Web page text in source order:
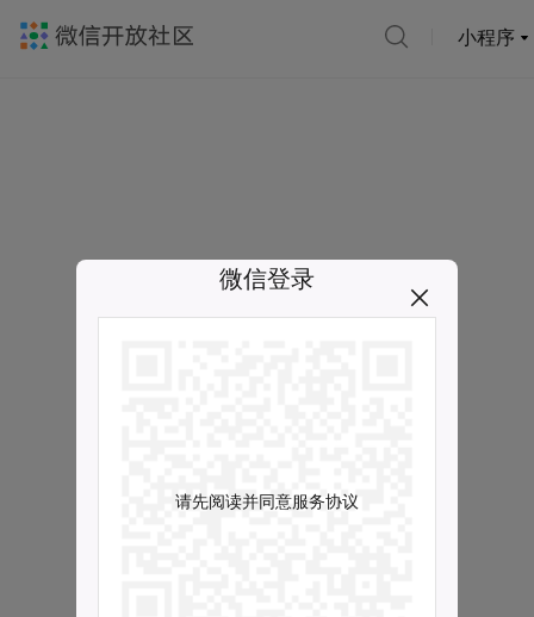
小程序
微信登录
请先阅读并同意服务协议